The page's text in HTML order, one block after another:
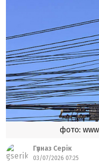
фото:
Гүлназ Серік
03/07/2026 07:25